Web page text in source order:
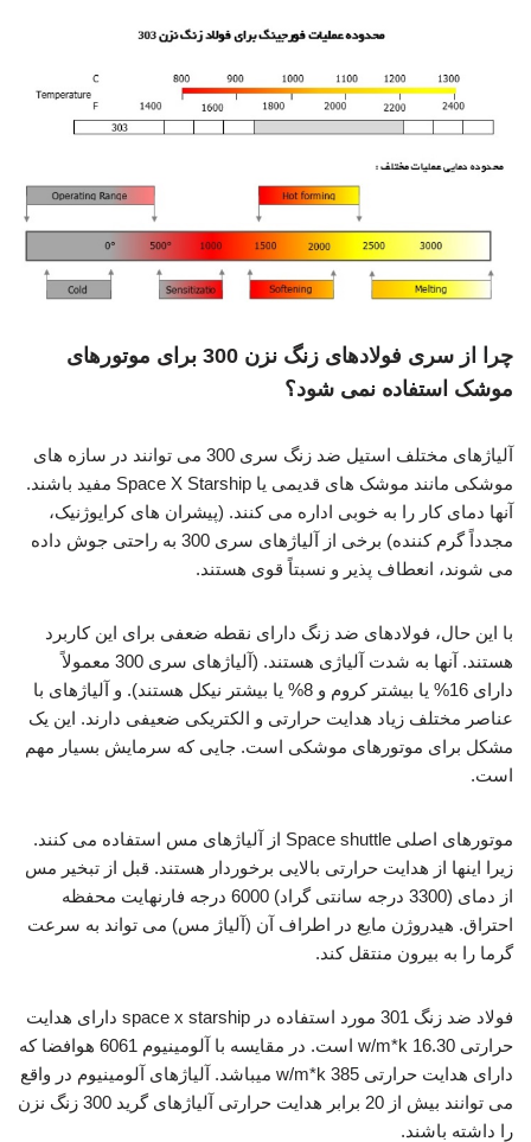
چرا از سری فولادهای زنگ نزن 300 برای موتورهای
موشک استفاده نمی شود؟
آلیاژهای مختلف استیل ضد زنگ سری 300 می توانند در سازه های
موشکی مانند موشک های قدیمی یا Space X Starship مفید باشند.
آنها دمای کار را به خوبی اداره می کنند. (پیشران های کرایوژنیک،
مجدداً گرم کننده) برخی از آلیاژهای سری 300 به راحتی جوش داده
می شوند، انعطاف پذیر و نسبتاً قوی هستند.
با این حال، فولادهای ضد زنگ دارای نقطه ضعفی برای این کاربرد
هستند. آنها به شدت آلیاژی هستند. (آلیاژهای سری 300 معمولاً
دارای 16% یا بیشتر کروم و 8% یا بیشتر نیکل هستند). و آلیاژهای با
عناصر مختلف زیاد هدایت حرارتی و الکتریکی ضعیفی دارند. این یک
مشکل برای موتورهای موشکی است. جایی که سرمایش بسیار مهم
است.
موتورهای اصلی Space shuttle از آلیاژهای مس استفاده می کنند.
زیرا اینها از هدایت حرارتی بالایی برخوردار هستند. قبل از تبخیر مس
از دمای (3300 درجه سانتی گراد) 6000 درجه فارنهایت محفظه
احتراق. هیدروژن مایع در اطراف آن (آلیاژ مس) می تواند به سرعت
گرما را به بیرون منتقل کند.
فولاد ضد زنگ 301 مورد استفاده در space x starship دارای هدایت
حرارتی w/m*k 16.30 است. در مقایسه با آلومینیوم 6061 هوافضا که
دارای هدایت حرارتی w/m*k 385 میباشد. آلیاژهای آلومینیوم در واقع
می توانند بیش از 20 برابر هدایت حرارتی آلیاژهای گرید 300 زنگ نزن
را داشته باشند.